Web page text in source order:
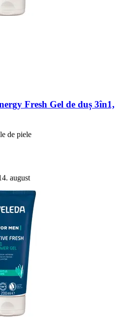
Fresh Gel de duș 3în1,
de piele
august